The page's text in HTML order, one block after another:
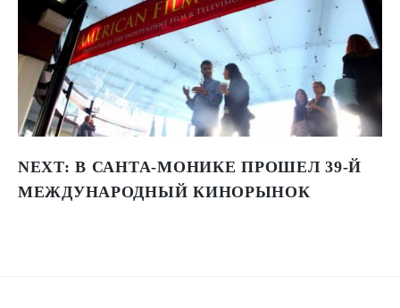
NEXT: В САНТА-МОНИКЕ ПРОШЕЛ 39-Й
МЕЖДУНАРОДНЫЙ КИНОРЫНОК